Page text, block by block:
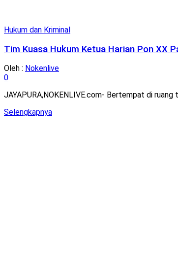
Hukum dan Kriminal
Tim Kuasa Hukum Ketua Harian Pon XX
Oleh : Nokenlive
0
JAYAPURA,NOKENLIVE.com- Bertempat di
SelengkapnyaDetails